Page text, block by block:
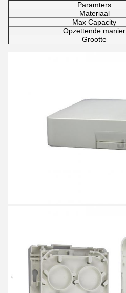
Paramters
Materiaal
Max Capacity
Opzettende manier
Grootte